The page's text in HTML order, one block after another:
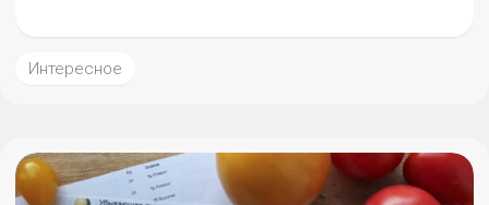
Интересное